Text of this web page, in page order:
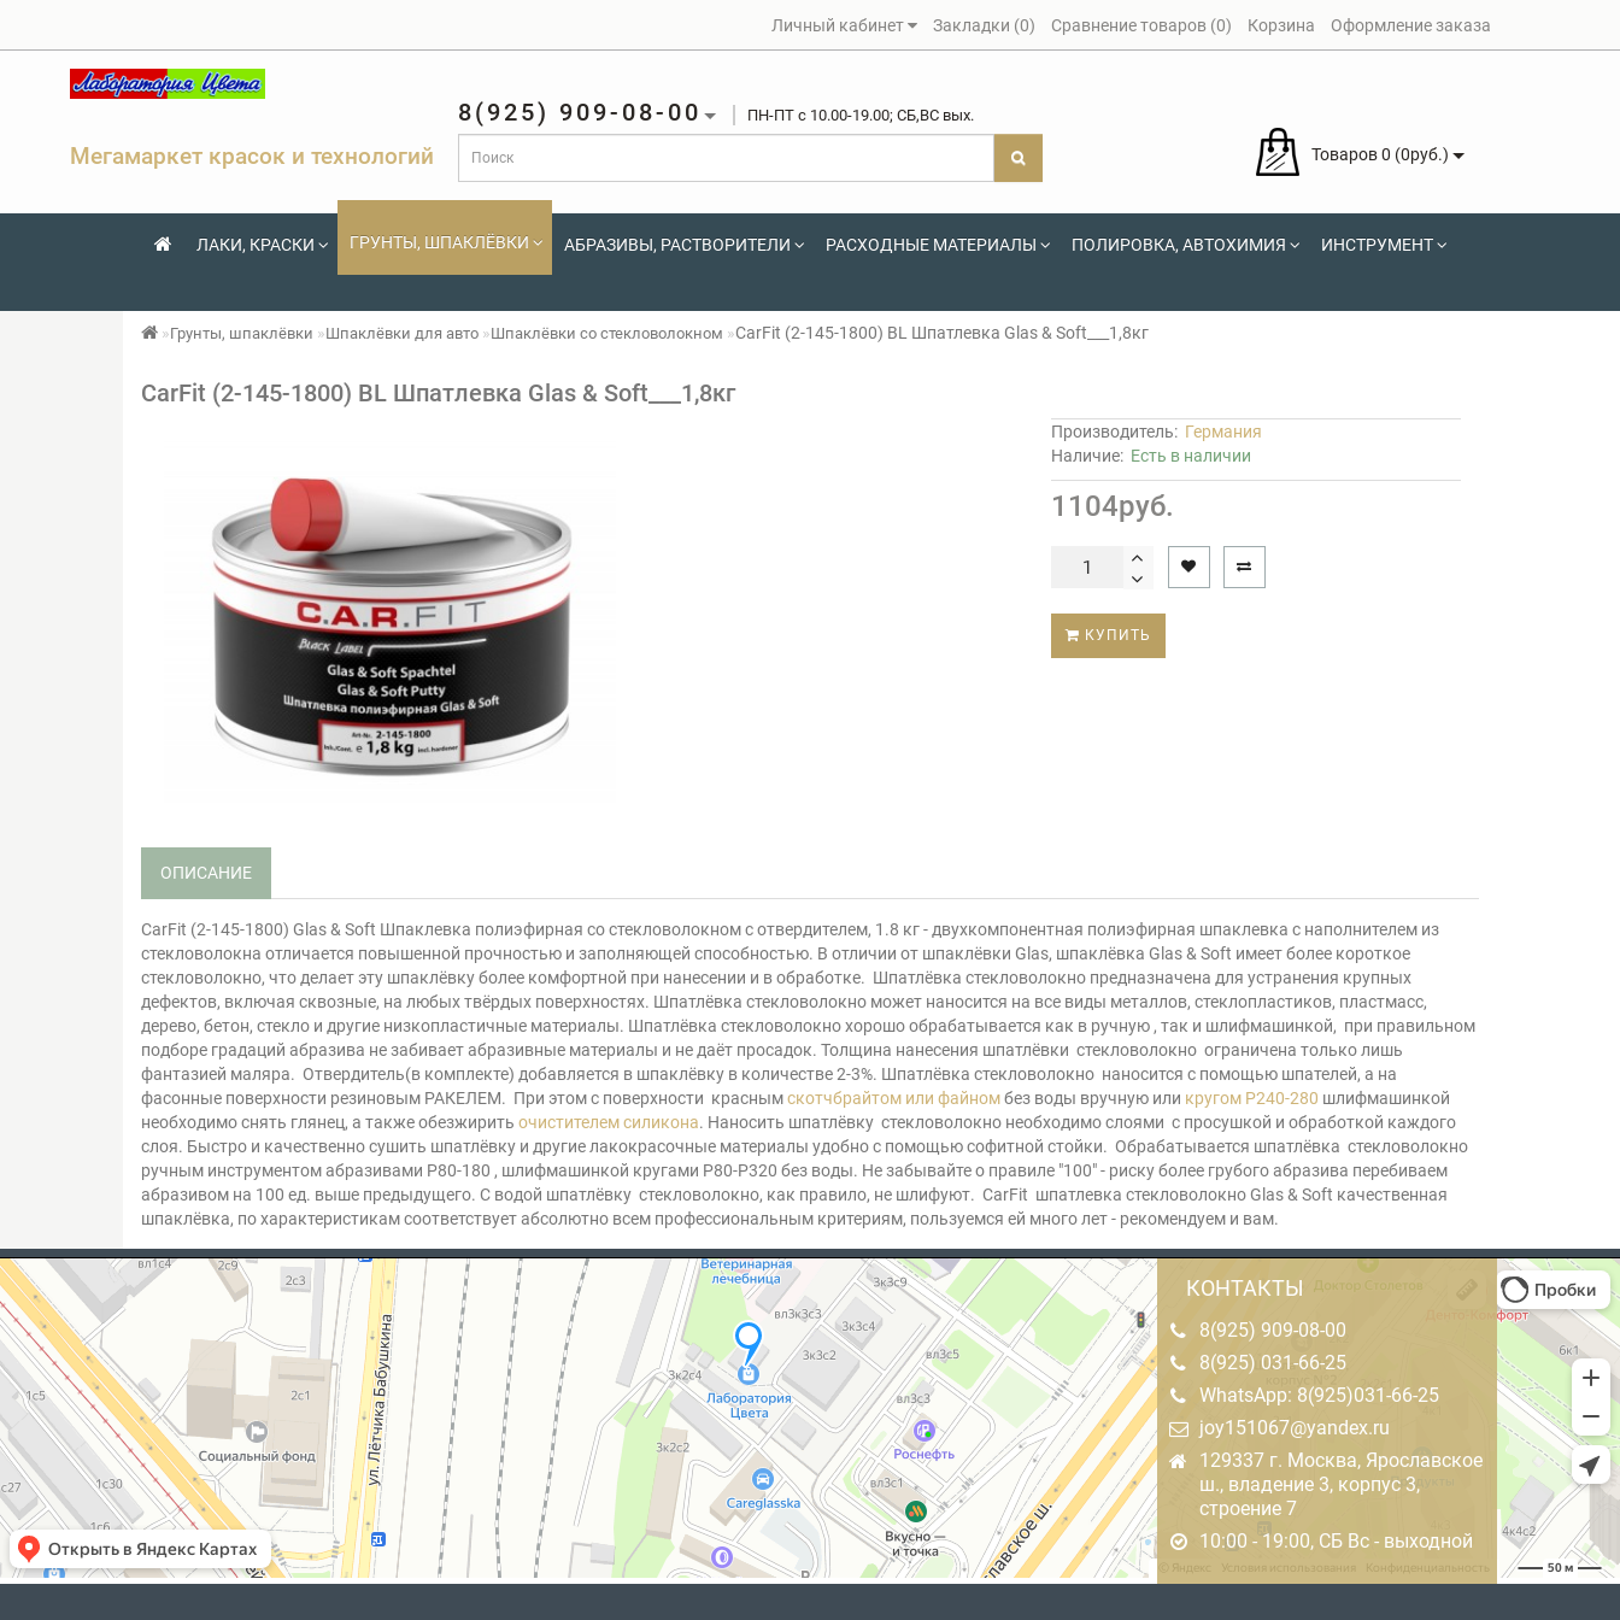
Личный кабинет Закладки (0) Сравнение товаров (0) Корзина Оформление заказа
Мегамаркет красок и технологий
8(925) 909-08-00 ПН-ПТ c 10.00-19.00; СБ,ВС вых.
Товаров 0 (0руб.)
ЛАКИ, КРАСКИ ГРУНТЫ, ШПАКЛЁВКИ АБРАЗИВЫ, РАСТВОРИТЕЛИ РАСХОДНЫЕ МАТЕРИАЛЫ ПОЛИРОВКА, АВТОХИМИЯ ИНСТРУМЕНТ
Грунты, шпаклёвки Шпаклёвки для авто Шпаклёвки со стекловолокном CarFit (2-145-1800) BL Шпатлевка Glas & Soft___1,8кг
CarFit (2-145-1800) BL Шпатлевка Glas & Soft___1,8кг
Производитель: Германия
Наличие: Есть в наличии
1104руб.
КУПИТЬ
ОПИСАНИЕ
CarFit (2-145-1800) Glas & Soft Шпаклевка полиэфирная со стекловолокном с отвердителем, 1.8 кг - двухкомпонентная полиэфирная шпаклевка с наполнителем из
стекловолокна отличается повышенной прочностью и заполняющей способностью. В отличии от шпаклёвки Glas, шпаклёвка Glas & Soft имеет более короткое
стекловолокно, что делает эту шпаклёвку более комфортной при нанесении и в обработке. Шпатлёвка стекловолокно предназначена для устранения крупных
дефектов, включая сквозные, на любых твёрдых поверхностях. Шпатлёвка стекловолокно может наносится на все виды металлов, стеклопластиков, пластмасс,
дерево, бетон, стекло и другие низкопластичные материалы. Шпатлёвка стекловолокно хорошо обрабатывается как в ручную , так и шлифмашинкой, при правильном
подборе градаций абразива не забивает абразивные материалы и не даёт просадок. Толщина нанесения шпатлёвки стекловолокно ограничена только лишь
фантазией маляра. Отвердитель(в комплекте) добавляется в шпаклёвку в количестве 2-3%. Шпатлёвка стекловолокно наносится с помощью шпателей, а на
фасонные поверхности резиновым РАКЕЛЕМ. При этом с поверхности краснымскотчбрайтом или файномбез воды вручную или кругом Р240-280 шлифмашинкой
необходимо снять глянец, а также обезжирить очистителем силикона. Наносить шпатлёвку стекловолокно необходимо слоями с просушкой и обработкой каждого
слоя. Быстро и качественно сушить шпатлёвку и другие лакокрасочные материалы удобно с помощью софитной стойки. Обрабатывается шпатлёвка стекловолокно
ручным инструментом абразивами Р80-180 , шлифмашинкой кругами Р80-Р320 без воды. Не забывайте о правиле "100" - риску более грубого абразива перебиваем
абразивом на 100 ед. выше предыдущего. С водой шпатлёвку стекловолокно, как правило, не шлифуют. CarFit шпатлевка стекловолокно Glas & Soft качественная
шпаклёвка, по характеристикам соответствует абсолютно всем профессиональным критериям, пользуемся ей много лет - рекомендуем и вам.
КОНТАКТЫ
8(925) 909-08-00
8(925) 031-66-25
WhatsApp: 8(925)031-66-25
joy151067@yandex.ru
129337 г. Москва, Ярославское
ш., владение 3, корпус 3,
строение 7
10:00 - 19:00, СБ Вс - выходной